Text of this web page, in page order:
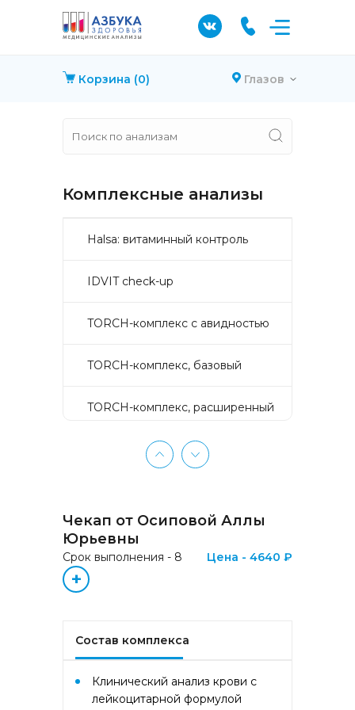
Корзина (0) Глазов
Комплексные анализы
Halsa: витаминный контроль
IDVIT check-up
TORCH-комплекс с авидностью
TORCH-комплекс, базовый
TORCH-комплекс, расширенный
TORCH-комплекс, скрининг
Аллергокомплекс «Пищевая
аллергия» IgE (ImmunoCAP)
(Яичный белок f1, Молоко f2,
Треска f3, Пшеница f4, Арахис
f13, Соя f14, Фундук f17,
Аллергокомплекс «Прогноз
эффективности АСИТ
Букоцветные деревья» IgE
(ImmunoCAP) (Береза
аллергокомпонент, t215 rBet v1
Чекап от Осиповой Аллы
Юрьевны
Срок выполнения - 8 Цена - 4640 ₽
+
Состав комплекса
Клинический анализ крови с
лейкоцитарной формулой